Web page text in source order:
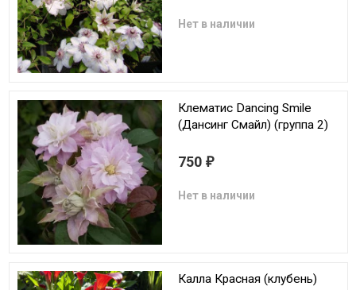
Нет в наличии
Клематис Dancing Smile
(Дансинг Смайл) (группа 2)
750 ₽
Нет в наличии
Калла Красная (клубень)